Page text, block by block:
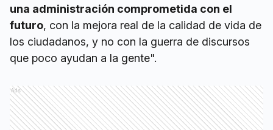
una administración comprometida con el
futuro, con la mejora real de la calidad de vida de
los ciudadanos, y no con la guerra de discursos
que poco ayudan a la gente".
Ads